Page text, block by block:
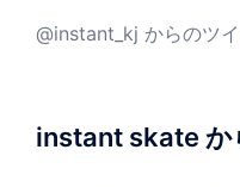
@instant_kj からのツイ
instant skate か